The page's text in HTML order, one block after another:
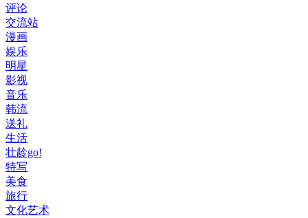
评论
交流站
漫画
娱乐
明星
影视
音乐
韩流
送礼
生活
壮龄go!
特写
美食
旅行
文化艺术